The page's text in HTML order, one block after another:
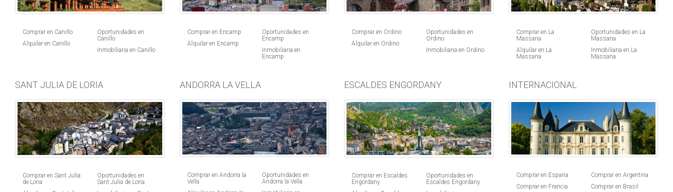
Comprar en Canillo
Alquilar en Canillo
Oportunidades en
Canillo
Inmobiliaria en Canillo
Comprar en Encamp
Alquilar en Encamp
Oportunidades en
Encamp
Inmobiliaria en
Encamp
Comprar en Ordino
Alquilar en Ordino
Oportunidades en
Ordino
Inmobiliaria en Ordino
Comprar en La
Massana
Alquilar en La
Massana
Oportunidades en La
Massana
Inmobiliaria en La
Massana
SANT JULIA DE LORIA
Comprar en Sant Julia
de Loria
Oportunidades en
Sant Julia de Loria
ANDORRA LA VELLA
Comprar en Andorra la
Vella
Oportunidades en
Andorra la Vella
ESCALDES ENGORDANY
Comprar en Escaldes
Engordany
Oportunidades en
Escaldes Engordany
INTERNACIONAL
Comprar en Espana
Comprar en Francia
Comprar en Argentina
Comprar en Brasil